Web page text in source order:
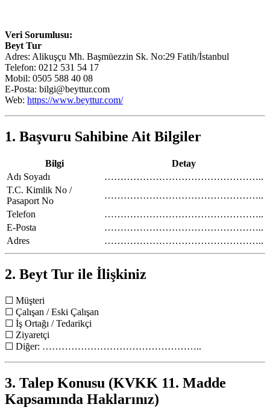
Veri Sorumlusu:
Beyt Tur
Adres: Alikuşçu Mh. Başmüezzin Sk. No:29 Fatih/İstanbul
Telefon: 0212 531 54 17
Mobil: 0505 588 40 08
E-Posta: bilgi@beyttur.com
Web: https://www.beyttur.com/
1. Başvuru Sahibine Ait Bilgiler
Bilgi
Detay
Adı Soyadı
…………………………………………..
T.C. Kimlik No /
Pasaport No
…………………………………………..
Telefon
…………………………………………..
E-Posta
…………………………………………..
Adres
…………………………………………..
2. Beyt Tur ile İlişkiniz
☐ Müşteri
☐ Çalışan / Eski Çalışan
☐ İş Ortağı / Tedarikçi
☐ Ziyaretçi
☐ Diğer: …………………………………………..
3. Talep Konusu (KVKK 11. Madde
Kapsamında Haklarınız)